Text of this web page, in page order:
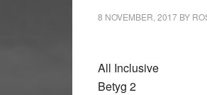
8 NOVEMBER, 2017 BY
All Inclusive
Betyg 2